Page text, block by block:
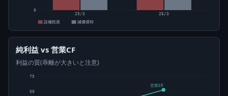
0
25/3
26/3
設備投資
減価償却
純利益 vs 営業CF
利益の質(乖離が大きいと注意)
50
75
営業CF